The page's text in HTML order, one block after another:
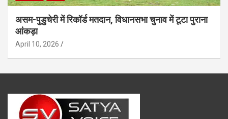
असम-पुडुचेरी में रिकॉर्ड मतदान, विधानसभा चुनाव में टूटा पुराना
आंकड़ा
April 10, 2026